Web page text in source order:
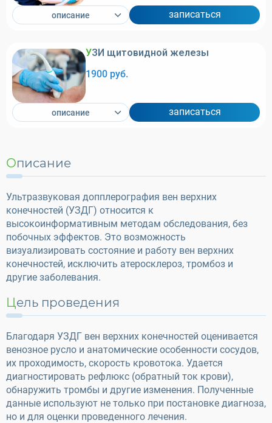
описание записаться
УЗИ щитовидной железы
1900 руб.
описание записаться
Описание
Ультразвуковая допплерография вен верхних
конечностей (УЗДГ) относится к
высокоинформативным методам обследования, без
побочных эффектов. Это возможность
визуализировать состояние и работу вен верхних
конечностей, исключить атеросклероз, тромбоз и
другие заболевания.
Цель проведения
Благодаря УЗДГ вен верхних конечностей оценивается
венозное русло и анатомические особенности сосудов,
их проходимость, скорость кровотока. Удается
диагностировать рефлюкс (обратный ток крови),
обнаружить тромбы и другие изменения. Полученные
данные используют не только при постановке диагноза,
но и для оценки проведенного лечения.